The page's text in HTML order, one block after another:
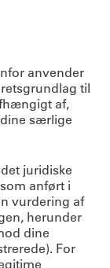
anvender
til
af,
særlige
juridiske
anført i
vurdering af
herunder
dine
For